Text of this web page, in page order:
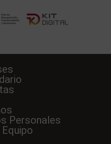
Personales